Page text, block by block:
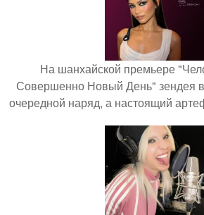
На шанхайской премьере
Совершенно Новый День" зендея
очередной наряд, а настоящий